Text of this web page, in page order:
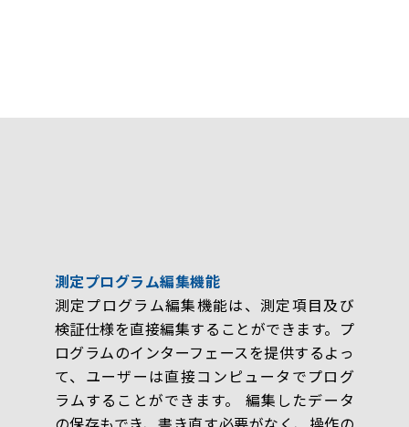
測定プログラム編集機能
測定プログラム編集機能は、測定項目及び
検証仕様を直接編集することができます。プ
ログラムのインターフェースを提供するよっ
て、ユーザーは直接コンピュータでプログ
ラムすることができます。 編集したデータ